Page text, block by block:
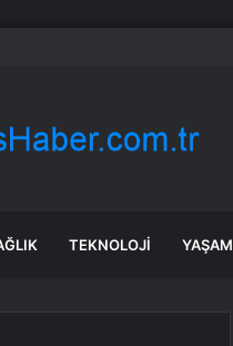
TEKNOLOJI YAŞAM